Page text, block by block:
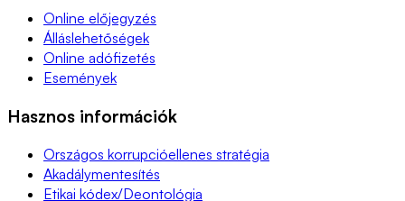
Online előjegyzés
Álláslehetőségek
Online adófizetés
Események
Hasznos információk
Országos korrupcióellenes stratégia
Akadálymentesítés
Etikai kódex/Deontológia